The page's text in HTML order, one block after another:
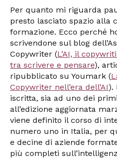
Per quanto mi riguarda
presto lasciato spazio alla
formazione. Ecco perché
scrivendone sul blog
Copywriter (L’AI, il
tra scrivere e pensare),
ripubblicato su Youmark (
Copywriter nell’era dell’AI).
iscritta, sia ad uno dei
all’edizione aggiornata
viene definito il corso di
numero uno in Italia, per
e decine di aziende
più completi